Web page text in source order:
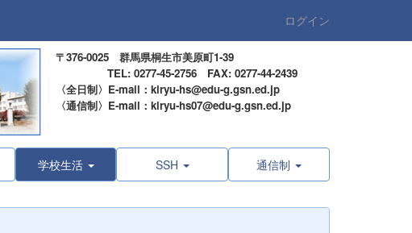
ログイン
〒376-0025 群馬県桐生市美原町1-39
TEL: 0277-45-2756 FAX: 0277-44-2439
〈全日制〉E-mail：kiryu-hs@edu-g.gsn.ed.jp
〈通信制〉E-mail：kiryu-hs07@edu-g.gsn.ed.jp
学校生活 SSH 通信制